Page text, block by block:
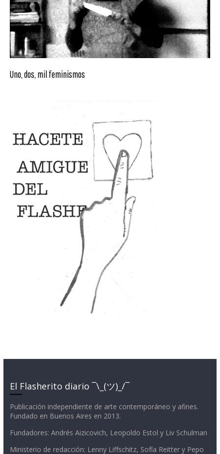
Uno, dos, mil feminismos
El Flasherito diario ¯\_(ツ)_/¯
Publicación independiente de arte contemporáneo y afines.
Fundado en Buenos Aires en 2013.
Fundadores: Andrés Aizicovich, Leopoldo Estol y Liv Schulman
Ministerio de redacción: Lenny Liffschitz, Sofía Reitter y Pepo